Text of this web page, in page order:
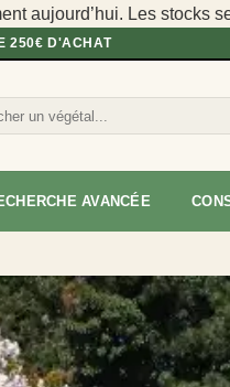
aujourd’hui. Les stocks
250€ D'ACHAT
AVANCÉE